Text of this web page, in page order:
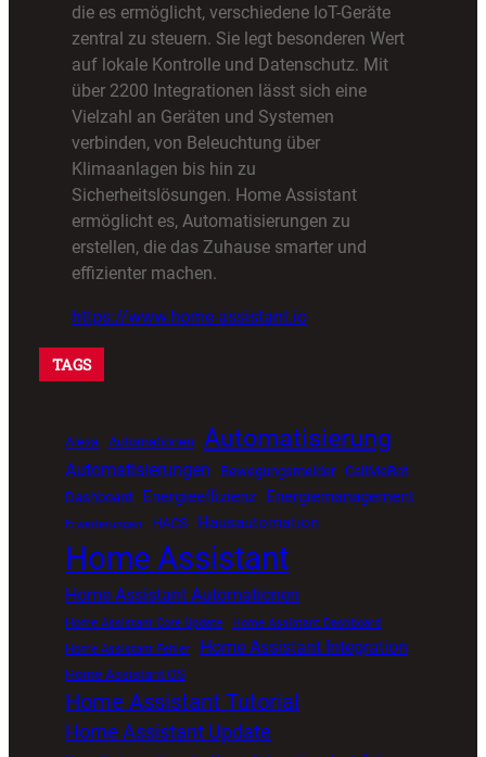
die es ermöglicht, verschiedene IoT-Geräte
zentral zu steuern. Sie legt besonderen Wert
auf lokale Kontrolle und Datenschutz. Mit
über 2200 Integrationen lässt sich eine
Vielzahl an Geräten und Systemen
verbinden, von Beleuchtung über
Klimaanlagen bis hin zu
Sicherheitslösungen. Home Assistant
ermöglicht es, Automatisierungen zu
erstellen, die das Zuhause smarter und
effizienter machen.
https://www.home-assistant.io
TAGS
Alexa Automationen Automatisierung
Automatisierungen Bewegungsmelder CallMeBot
Dashboard
Energieeffizienz Energiemanagement
Erweiterungen HACS Hausautomation
Home Assistant
Home Assistant Automationen
Home Assistant Core Update
Home Assistant Dashboard
Home Assistant Fehler
Home Assistant Integration
Home Assistant OS
Home Assistant Tutorial
Home Assistant Update